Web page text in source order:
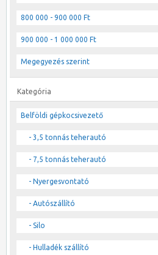
800 000 - 900 000 Ft
900 000 - 1 000 000 Ft
Megegyezés szerint
Kategória
Belföldi gépkocsivezető
- 3,5 tonnás teherautó
- 7,5 tonnás teherautó
- Nyergesvontató
- Autószállító
- Silo
- Hulladék szállító